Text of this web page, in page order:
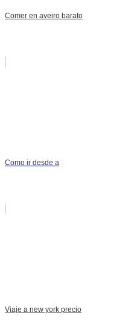
Comer en aveiro barato
Como ir desde a
Viaje a new york precio